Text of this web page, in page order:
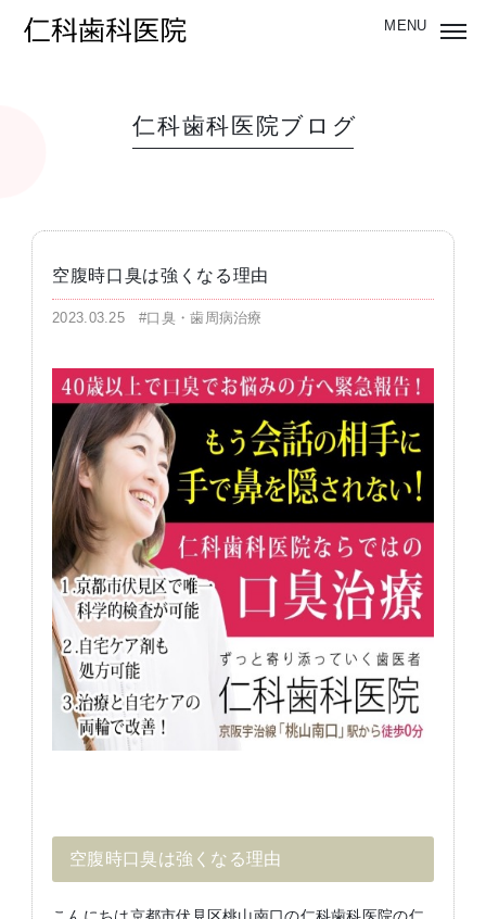
仁科歯科医院ブログ
空腹時口臭は強くなる理由
2023.03.25#口臭・歯周病治療
空腹時口臭は強くなる理由
こんにちは京都市伏見区桃山南口の仁科歯科医院の仁